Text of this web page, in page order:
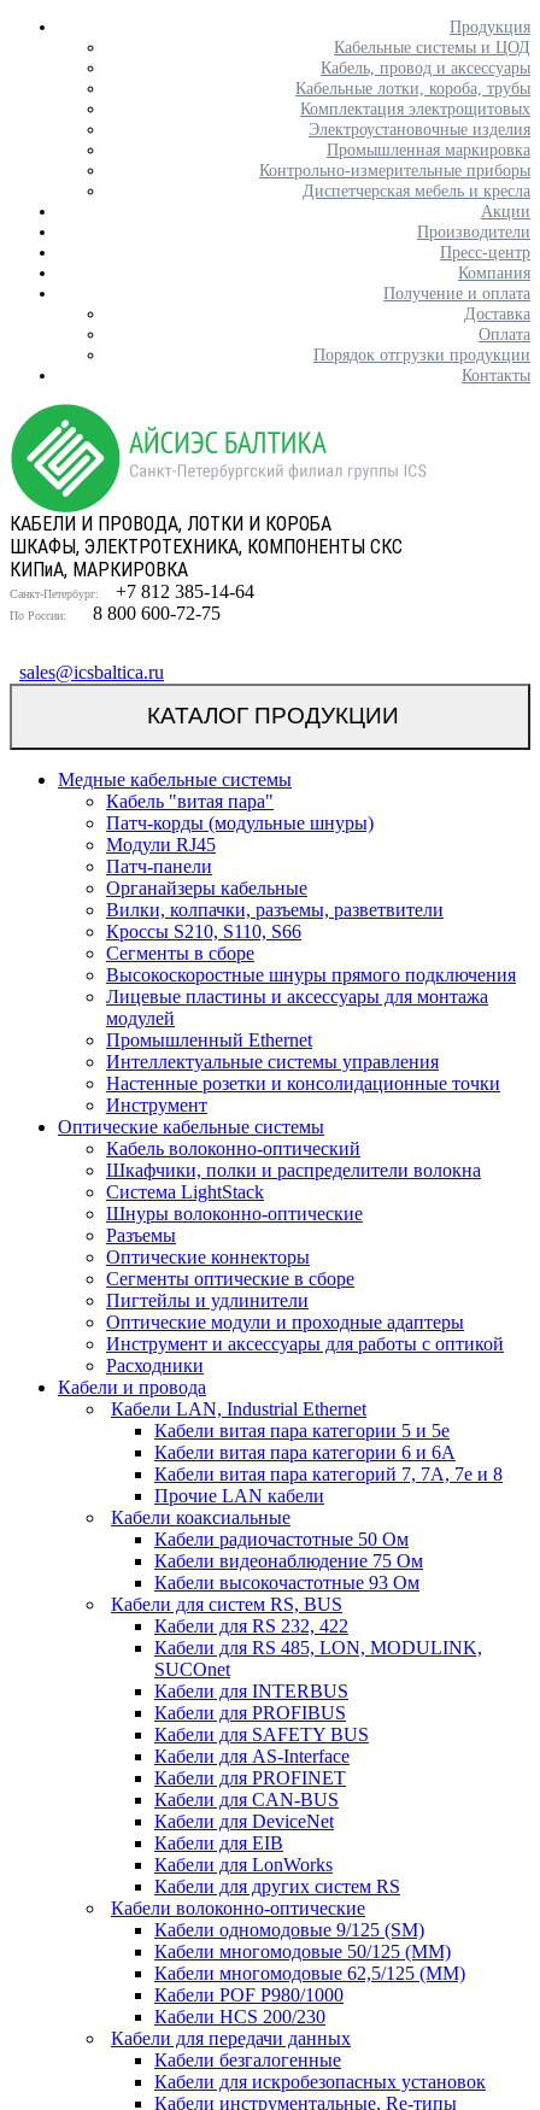
Продукция
Кабельные системы и ЦОД
Кабель, провод и аксессуары
Кабельные лотки, короба, трубы
Комплектация электрощитовых
Электроустановочные изделия
Промышленная маркировка
Контрольно-измерительные приборы
Диспетчерская мебель и кресла
Акции
Производители
Пресс-центр
Компания
Получение и оплата
Доставка
Оплата
Порядок отгрузки продукции
Контакты
КАБЕЛИ И ПРОВОДА, ЛОТКИ И КОРОБА
ШКАФЫ, ЭЛЕКТРОТЕХНИКА, КОМПОНЕНТЫ СКС
КИПиА, МАРКИРОВКА
Санкт-Петербург: +7 812 385-14-64
По России: 8 800 600-72-75
sales@icsbaltica.ru
КАТАЛОГ ПРОДУКЦИИ
Медные кабельные системы
Кабель "витая пара"
Патч-корды (модульные шнуры)
Модули RJ45
Патч-панели
Органайзеры кабельные
Вилки, колпачки, разъемы, разветвители
Кроссы S210, S110, S66
Сегменты в сборе
Высокоскоростные шнуры прямого подключения
Лицевые пластины и аксессуары для монтажа
модулей
Промышленный Ethernet
Интеллектуальные системы управления
Настенные розетки и консолидационные точки
Инструмент
Оптические кабельные системы
Кабель волоконно-оптический
Шкафчики, полки и распределители волокна
Система LightStack
Шнуры волоконно-оптические
Разъемы
Оптические коннекторы
Сегменты оптические в сборе
Пигтейлы и удлинители
Оптические модули и проходные адаптеры
Инструмент и аксессуары для работы с оптикой
Расходники
Кабели и провода
Кабели LAN, Industrial Ethernet
Кабели витая пара категории 5 и 5е
Кабели витая пара категории 6 и 6A
Кабели витая пара категорий 7, 7А, 7е и 8
Прочие LAN кабели
Кабели коаксиальные
Кабели радиочастотные 50 Ом
Кабели видеонаблюдение 75 Ом
Кабели высокочастотные 93 Ом
Кабели для систем RS, BUS
Кабели для RS 232, 422
Кабели для RS 485, LON, MODULINK,
SUCOnet
Кабели для INTERBUS
Кабели для PROFIBUS
Кабели для SAFETY BUS
Кабели для AS-Interface
Кабели для PROFINET
Кабели для CAN-BUS
Кабели для DeviceNet
Кабели для EIB
Кабели для LonWorks
Кабели для других систем RS
Кабели волоконно-оптические
Кабели одномодовые 9/125 (SM)
Кабели многомодовые 50/125 (ММ)
Кабели многомодовые 62,5/125 (ММ)
Кабели POF P980/1000
Кабели HCS 200/230
Кабели для передачи данных
Кабели безгалогенные
Кабели для искробезопасных установок
Кабели инструментальные, Re-типы